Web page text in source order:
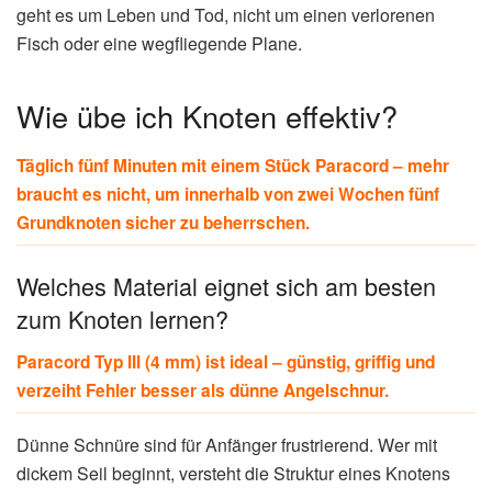
geht es um Leben und Tod, nicht um einen verlorenen
Fisch oder eine wegfliegende Plane.
Wie übe ich Knoten effektiv?
Täglich fünf Minuten mit einem Stück Paracord – mehr
braucht es nicht, um innerhalb von zwei Wochen fünf
Grundknoten sicher zu beherrschen.
Welches Material eignet sich am besten
zum Knoten lernen?
Paracord Typ III (4 mm) ist ideal – günstig, griffig und
verzeiht Fehler besser als dünne Angelschnur.
Dünne Schnüre sind für Anfänger frustrierend. Wer mit
dickem Seil beginnt, versteht die Struktur eines Knotens